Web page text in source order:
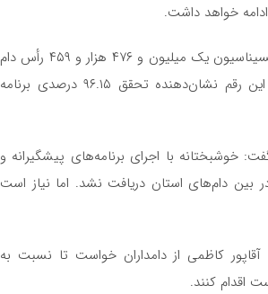
وی با ارائه آمار سال گذشته، تصریح کرد: در سال ۱۴۰۳، پیش‌بینی ما واکسیناسیون یک میلیون و ۴۷۶ هزار و ۴۵۹ رأس دام
بود که در نهایت یک میلیون و ۴۱۹ هزار و ۶۱۳ رأس واکسینه شدند. این رقم نشان‌دهنده تحقق ۹۶.۱۵ درصدی برنامه
خوشبختانه با اجرای برنامه‌های پیشگیرانه و
بین دام‌های استان دریافت نشد. اما نیاز است
آقاپور کاظمی از دامداران خواست تا نسبت به
اقدام کنند.